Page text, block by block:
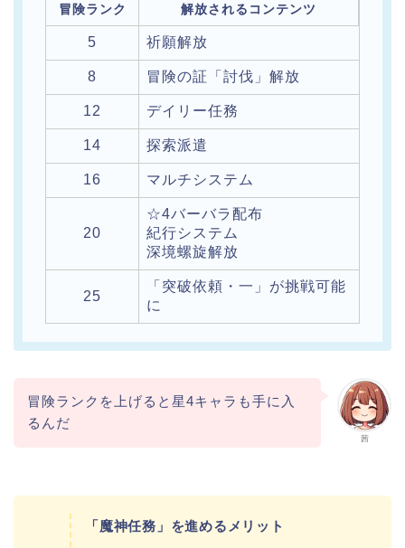
冒険ランク 解放されるコンテンツ
5 祈願解放
8 冒険の証「討伐」解放
12 デイリー任務
14 探索派遣
16 マルチシステム
20
☆4バーバラ配布
紀行システム
深境螺旋解放
25
「突破依頼・一」が挑戦可能
に
茜
冒険ランクを上げると星4キャラも手に入
るんだ
「魔神任務」を進めるメリット